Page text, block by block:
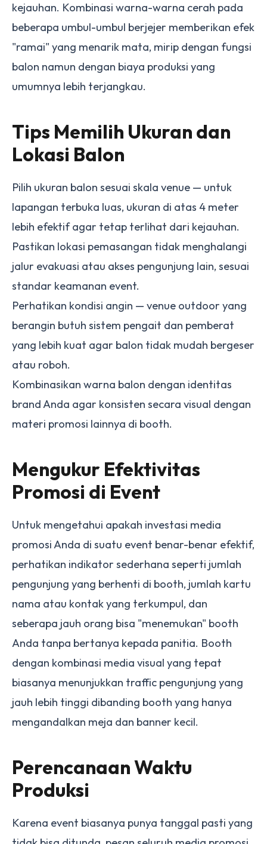
kejauhan. Kombinasi warna-warna cerah pada
beberapa umbul-umbul berjejer memberikan efek
"ramai" yang menarik mata, mirip dengan fungsi
balon namun dengan biaya produksi yang
umumnya lebih terjangkau.
Tips Memilih Ukuran dan
Lokasi Balon
Pilih ukuran balon sesuai skala venue — untuk
lapangan terbuka luas, ukuran di atas 4 meter
lebih efektif agar tetap terlihat dari kejauhan.
Pastikan lokasi pemasangan tidak menghalangi
jalur evakuasi atau akses pengunjung lain, sesuai
standar keamanan event.
Perhatikan kondisi angin — venue outdoor yang
berangin butuh sistem pengait dan pemberat
yang lebih kuat agar balon tidak mudah bergeser
atau roboh.
Kombinasikan warna balon dengan identitas
brand Anda agar konsisten secara visual dengan
materi promosi lainnya di booth.
Mengukur Efektivitas
Promosi di Event
Untuk mengetahui apakah investasi media
promosi Anda di suatu event benar-benar efektif,
perhatikan indikator sederhana seperti jumlah
pengunjung yang berhenti di booth, jumlah kartu
nama atau kontak yang terkumpul, dan
seberapa jauh orang bisa "menemukan" booth
Anda tanpa bertanya kepada panitia. Booth
dengan kombinasi media visual yang tepat
biasanya menunjukkan traffic pengunjung yang
jauh lebih tinggi dibanding booth yang hanya
mengandalkan meja dan banner kecil.
Perencanaan Waktu
Produksi
Karena event biasanya punya tanggal pasti yang